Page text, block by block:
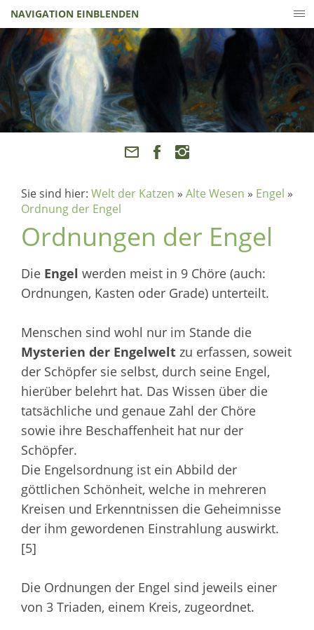
NAVIGATION EINBLENDEN
Sie sind hier: Welt der Katzen » Alte Wesen » Engel »
Ordnung der Engel
Ordnungen der Engel
Die Engel werden meist in 9 Chöre (auch:
Ordnungen, Kasten oder Grade) unterteilt.
Menschen sind wohl nur im Stande die
Mysterien der Engelwelt zu erfassen, soweit
der Schöpfer sie selbst, durch seine Engel,
hierüber belehrt hat. Das Wissen über die
tatsächliche und genaue Zahl der Chöre
sowie ihre Beschaffenheit hat nur der
Schöpfer.
Die Engelsordnung ist ein Abbild der
göttlichen Schönheit, welche in mehreren
Kreisen und Erkenntnissen die Geheimnisse
der ihm gewordenen Einstrahlung auswirkt.
[5]
Die Ordnungen der Engel sind jeweils einer
von 3 Triaden, einem Kreis, zugeordnet.